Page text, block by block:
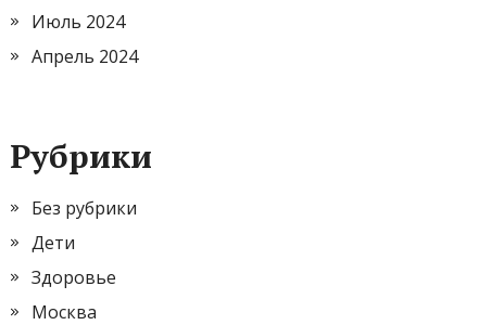
Июль 2024
Апрель 2024
Рубрики
Без рубрики
Дети
Здоровье
Москва